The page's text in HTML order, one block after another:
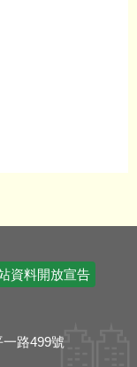
資料開放宣告
路499號